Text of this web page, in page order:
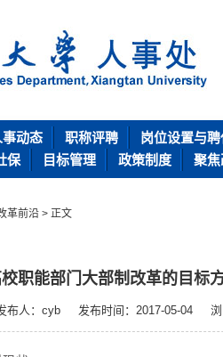
事动态 职称评聘
岗位设置与聘
保 目标管理 政策制度 聚
革前沿 > 正文
职能部门大部制改革的目标
布人：cyb 发布时间：2017-05-04